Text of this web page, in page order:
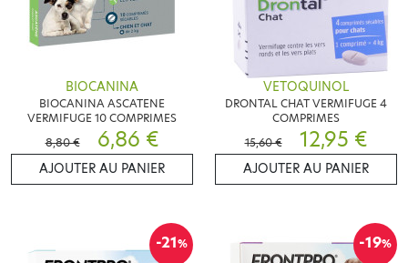
BIOCANINA
BIOCANINA ASCATENE
VERMIFUGE 10 COMPRIMES
8,80 €
6,86 €
AJOUTER AU PANIER
VETOQUINOL
DRONTAL CHAT VERMIFUGE 4
COMPRIMES
15,60 €
12,95 €
AJOUTER AU PANIER
-21% -19%